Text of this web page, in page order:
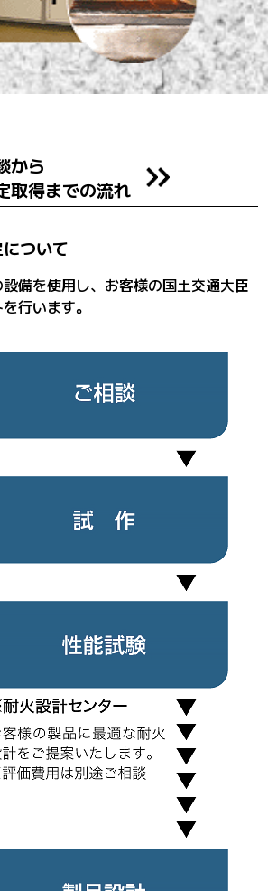
から
取得までの流れ
ついて
備を使用し、お客様の国土交通大臣
行います。